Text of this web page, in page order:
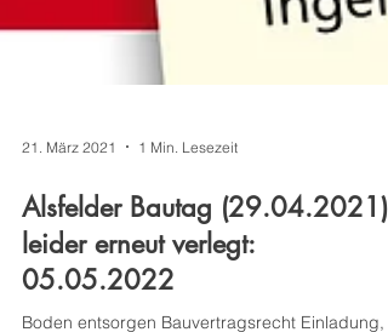
21. März 2021 1 Min. Lesezeit
Alsfelder Bautag (29.04.2021)
leider erneut verlegt: